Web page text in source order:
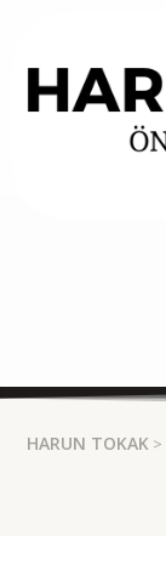
HARUN TOKAK >